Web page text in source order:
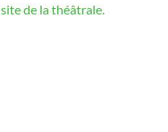
site de la théâtrale.